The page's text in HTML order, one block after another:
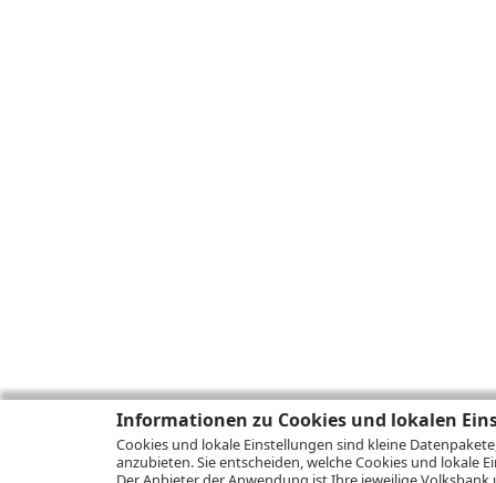
Informationen zu Cookies und lokalen
Cookies und lokale Einstellungen sind kleine
anzubieten. Sie entscheiden, welche Cookies und lokale